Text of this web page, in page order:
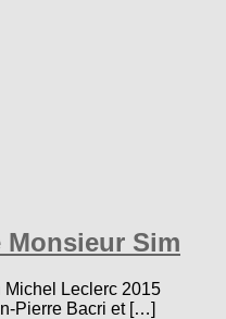
Monsieur Sim
Michel Leclerc 2015
Pierre Bacri et […]